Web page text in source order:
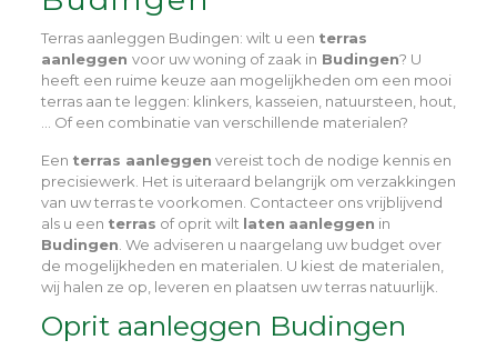
Terras aanleggen Budingen: wilt u een terras
aanleggen voor uw woning of zaak in Budingen? U
heeft een ruime keuze aan mogelijkheden om een mooi
terras aan te leggen: klinkers, kasseien, natuursteen, hout,
… Of een combinatie van verschillende materialen?
Een terras aanleggen vereist toch de nodige kennis en
precisiewerk. Het is uiteraard belangrijk om verzakkingen
van uw terras te voorkomen. Contacteer ons vrijblijvend
als u een terras of oprit wilt laten aanleggen in
Budingen . We adviseren u naargelang uw budget over
de mogelijkheden en materialen. U kiest de materialen,
wij halen ze op, leveren en plaatsen uw terras natuurlijk.
Oprit aanleggen Budingen